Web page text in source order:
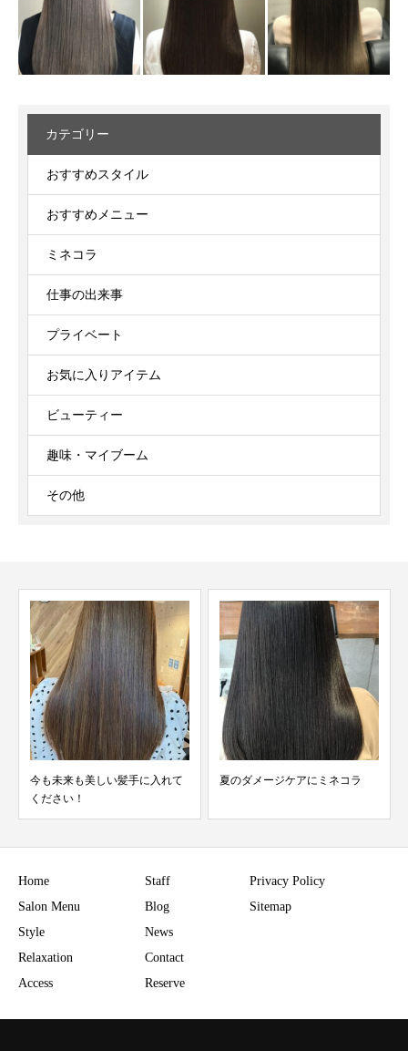
カテゴリー
おすすめスタイル
おすすめメニュー
ミネコラ
仕事の出来事
プライベート
お気に入りアイテム
ビューティー
趣味・マイブーム
その他
夏のダメージケアにミネコラ 油分補給
Home
Salon Menu
Style
Relaxation
Access
Staff
Blog
News
Contact
Reserve
Privacy Policy
Sitemap